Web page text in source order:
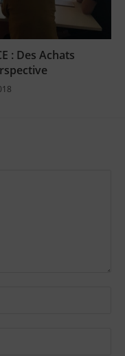
: Des Achats